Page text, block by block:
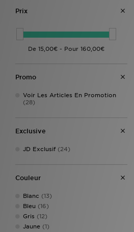
Prix
Promo
Voir Les Articles En Promotion
(28)
Exclusive
JD Exclusif (24)
Couleur
Blanc (13)
Bleu (16)
Gris (12)
Jaune (1)